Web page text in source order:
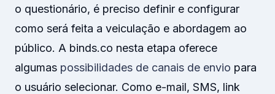
o questionário, é preciso definir e configurar
como será feita a veiculação e abordagem ao
público. A binds.co nesta etapa oferece
algumas possibilidades de canais de envio para
o usuário selecionar. Como e-mail, SMS, link